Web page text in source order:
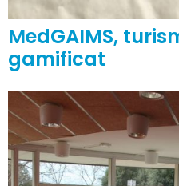
MedGAIMS,
gamificat